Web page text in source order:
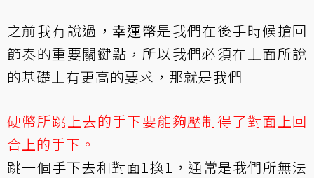
之前我有說過， 幸運幣是我們在後手時候搶回
節奏的重要關鍵點，所以我們必須在上面所說
的基礎上有更高的要求，那就是我們
硬幣所跳上去的手下要能夠壓制得了對面上回
合上的手下。
跳一個手下去和對面1換1，通常是我們所無法